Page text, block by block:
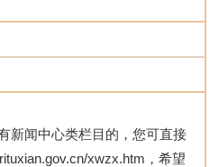
新闻中心类栏目的，您可直接
xwzx.htm，希望